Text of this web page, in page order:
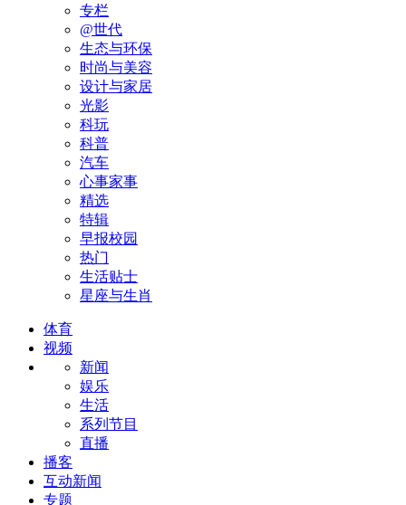
专栏
@世代
生态与环保
时尚与美容
设计与家居
光影
科玩
科普
汽车
心事家事
精选
特辑
早报校园
热门
生活贴士
星座与生肖
体育
视频
新闻
娱乐
生活
系列节目
直播
播客
互动新闻
专题